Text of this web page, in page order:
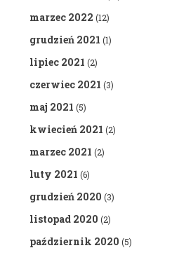
marzec 2022 (12)
grudzień 2021 (1)
lipiec 2021 (2)
czerwiec 2021 (3)
maj 2021 (5)
kwiecień 2021 (2)
marzec 2021 (2)
luty 2021 (6)
grudzień 2020 (3)
listopad 2020 (2)
październik 2020 (5)